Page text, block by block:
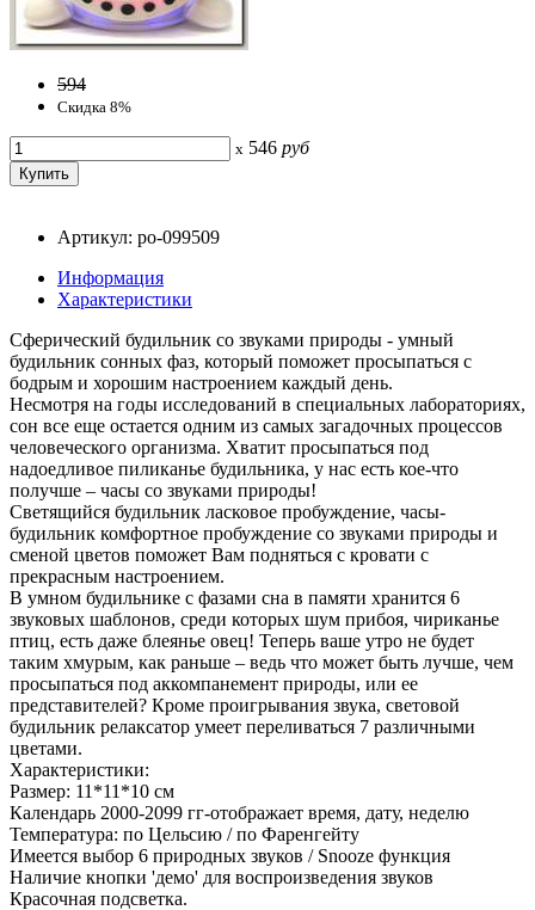
594
Скидка 8%
x 546 руб
Артикул: po-099509
Информация
Характеристики
Сферический будильник со звуками природы - умный
будильник сонных фаз, который поможет просыпаться c
бодрым и хорошим настроением каждый день.
Несмотря на годы исследований в специальных лабораториях,
сон все еще остается одним из самых загадочных процессов
человеческого организма. Хватит просыпаться под
надоедливое пиликанье будильника, у нас есть кое-что
получше – часы со звуками природы!
Светящийся будильник ласковое пробуждение, часы-
будильник комфортное пробуждение со звуками природы и
сменой цветов поможет Вам подняться с кровати с
прекрасным настроением.
В умном будильнике с фазами сна в памяти хранится 6
звуковых шаблонов, среди которых шум прибоя, чириканье
птиц, есть даже блеянье овец! Теперь ваше утро не будет
таким хмурым, как раньше – ведь что может быть лучше, чем
просыпаться под аккомпанемент природы, или ее
представителей? Кроме проигрывания звука, световой
будильник релаксатор умеет переливаться 7 различными
цветами.
Характеристики:
Размер: 11*11*10 см
Календарь 2000-2099 гг-отображает время, дату, неделю
Температура: по Цельсию / по Фаренгейту
Имеется выбор 6 природных звуков / Snooze функция
Наличие кнопки 'демо' для воспроизведения звуков
Красочная подсветка.